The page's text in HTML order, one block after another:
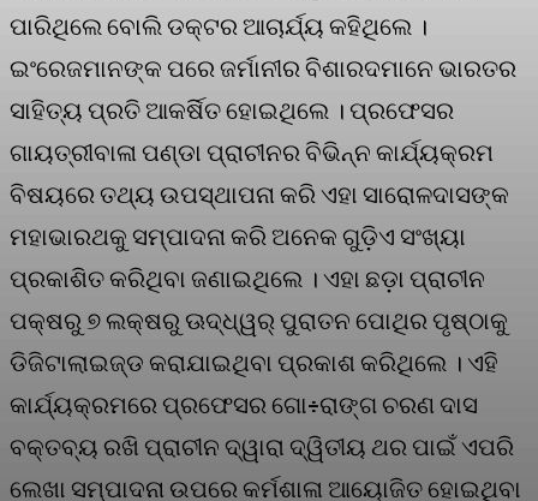
ପାରିଥିଲେ ବୋଲି ଡକ୍ଟର ଆଚାର୍ଯ୍ୟ କହିଥିଲେ ।
ଇଂରେଜମାନଙ୍କ ପରେ ଜର୍ମାନୀର ବିଶାରଦମାନେ ଭାରତର
ସାହିତ୍ୟ ପ୍ରତି ଆକର୍ଷିତ ହୋଇଥିଲେ । ପ୍ରଫେସର
ଗାୟତ୍ରୀବାଳା ପଣ୍ଡା ପ୍ରାଚୀନର ବିଭିନ୍ନ କାର୍ଯ୍ୟକ୍ରମ
ବିଷୟରେ ତଥ୍ୟ ଉପସ୍ଥାପନା କରି ଏହା ସାରୋଳଦାସଙ୍କ
ମହାଭାରଥକୁ ସମ୍ପାଦନା କରି ଅନେକ ଗୁଡ଼ିଏ ସଂଖ୍ୟା
ପ୍ରକାଶିତ କରିଥିବା ଜଣାଇଥିଲେ । ଏହା ଛଡ଼ା ପ୍ରାଚୀନ
ପକ୍ଷରୁ ୭ ଲକ୍ଷରୁ ଊଦ୍ଧ୍ୱର୍ ପୁରାତନ ପୋଥିର ପୃଷ୍ଠାକୁ
ଡିଜିଟାଲାଇଜ୍ଡ କରାଯାଇଥିବା ପ୍ରକାଶ କରିଥିଲେ । ଏହି
କାର୍ଯ୍ୟକ୍ରମରେ ପ୍ରଫେସର ଗୋ÷ରାଙ୍ଗ ଚରଣ ଦାସ
ବକ୍ତବ୍ୟ ରଖି ପ୍ରାଚୀନ ଦ୍ୱାରା ଦ୍ୱିତୀୟ ଥର ପାଇଁ ଏପରି
ଲେଖା ସମ୍ପାଦନା ଉପରେ କର୍ମଶାଳା ଆୟୋଜିତ ହୋଇଥିବା